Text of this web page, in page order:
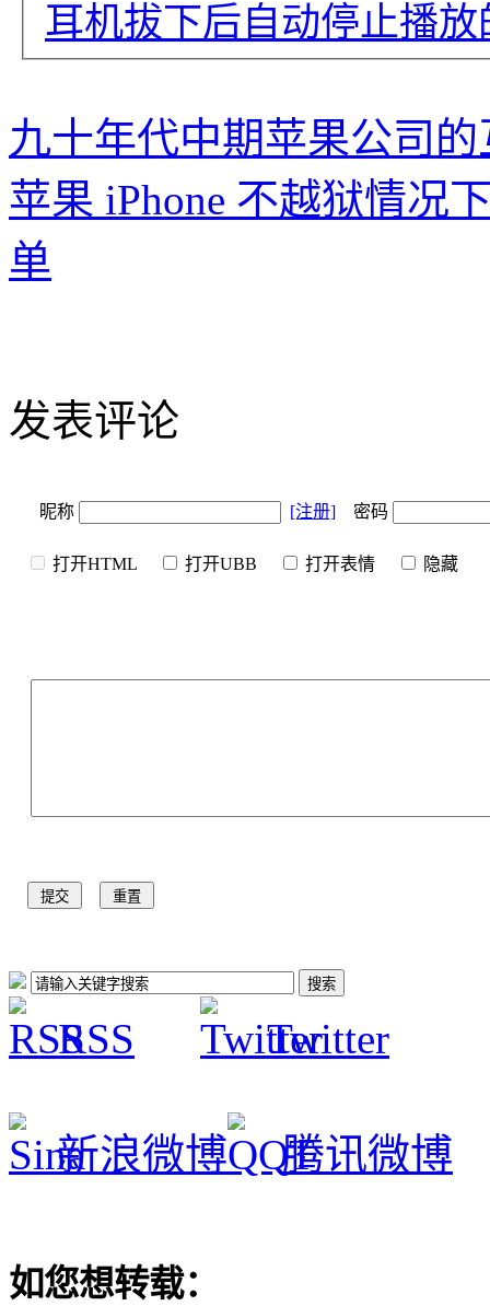
耳机拔下后自动停止播放
九十年代中期苹果公司
苹果 iPhone 不越狱情况
单
发表评论
昵称 [注册] 密码
打开HTML 打开UBB 打开表情 隐
RSS Twitter
新浪微博 腾讯微博
如您想转载：